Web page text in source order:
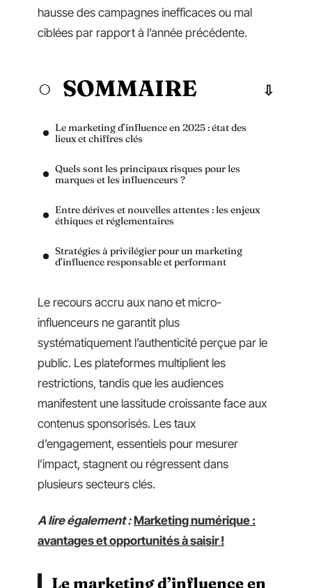
hausse des campagnes inefficaces ou mal
ciblées par rapport à l’année précédente.
SOMMAIRE
Le marketing d’influence en 2025 : état des
lieux et chiffres clés
Quels sont les principaux risques pour les
marques et les influenceurs ?
Entre dérives et nouvelles attentes : les enjeux
éthiques et réglementaires
Stratégies à privilégier pour un marketing
d’influence responsable et performant
Le recours accru aux nano et micro-
influenceurs ne garantit plus
systématiquement l’authenticité perçue par le
public. Les plateformes multiplient les
restrictions, tandis que les audiences
manifestent une lassitude croissante face aux
contenus sponsorisés. Les taux
d’engagement, essentiels pour mesurer
l’impact, stagnent ou régressent dans
plusieurs secteurs clés.
A lire également : Marketing numérique :
avantages et opportunités à saisir !
Le marketing d’influence en